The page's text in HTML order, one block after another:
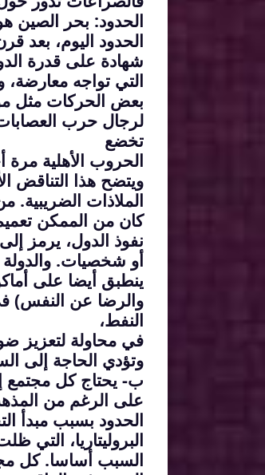
الحدود: بحر الصين
الحدود اليوم، بعد
شهادة على قدرة
التي تواجه معارضة،
بعض الحركات مثل
لرجال حرب
تخضع
الحروب الأهلية
ويتضح هذا التناقض
الملاذات الضريبية.
كان من الممكن
نفوذ الدول، يرمز
أو شخصيات.
ينطبق أيضا على
والرضا عن النفس)
النفط،
في محاولة لتعزيز
وتؤدي الحاجة إلى
ب- يحتاج كل مجتمع
على الرغم من
الحدود بسبب مبدأ
البروليتاريا، التي
السبب أساسا. كل